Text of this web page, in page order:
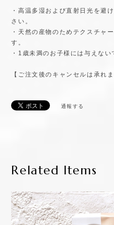
・高温多湿および直射日光を避
さい。
・天然の産物のためテクスチャ
す。
・1歳未満のお子様には与えない
【ご注文後のキャンセルは承れ
通報する
Related Items